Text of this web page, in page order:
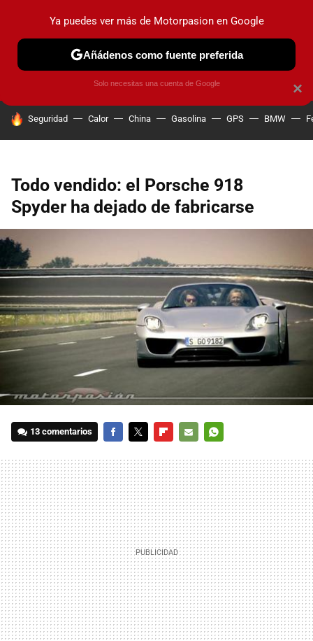
PRUEBAS COCHES ELÉCTRICOS OBSERVATORIO
HOY SE HABLA DE
Seguridad Calor China Gasolina GPS BMW
Todo vendido: el Porsche 918
Spyder ha dejado de fabricarse
13 comentarios
MAIL
×
Ya puedes ver más de Motorpasion en Google
Añádenos como fuente preferida
Solo necesitas una cuenta de Google